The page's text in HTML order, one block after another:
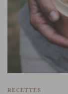
RECETTES